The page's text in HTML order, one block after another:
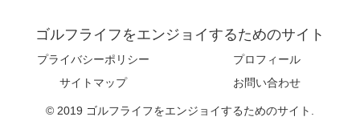
ゴルフライフをエンジョイするためのサイト
プライバシーポリシー
プロフィール
サイトマップ
お問い合わせ
© 2019 ゴルフライフをエンジョイするためのサイト.